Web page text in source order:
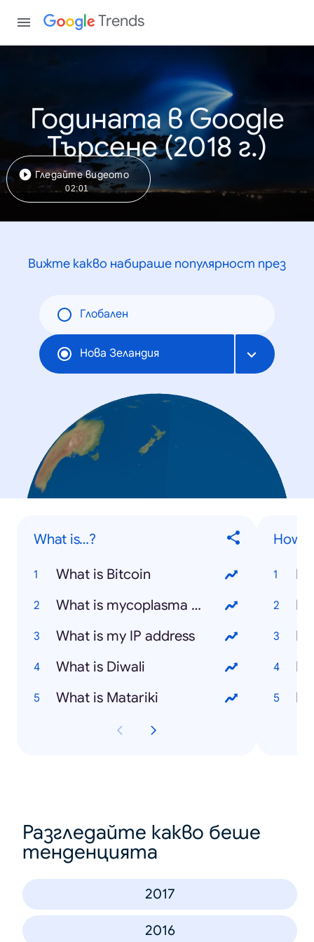
Trends
Годината в Google
Търсене (2018 г.)
Гледайте видеото
02:01
Вижте какво набираше популярност през
Глобален
Нова Зеландия
What is…?
What is Bitcoin
What is mycoplasma bovis
What is my IP address
What is Diwali
What is Matariki
How
Разгледайте какво беше
тенденцията
2017
2016